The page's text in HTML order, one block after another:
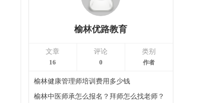
榆林优路教育
文章
16
评论
0
类别
作者
榆林健康管理师培训费用多少钱
榆林中医师承怎么报名？拜师怎么找老师？